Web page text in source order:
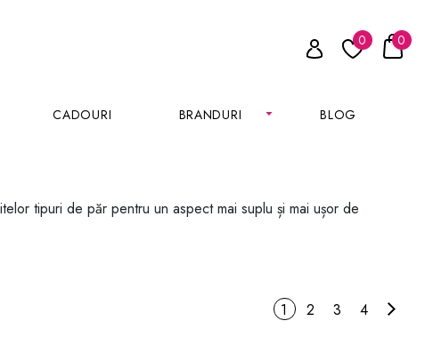
0 0
CADOURI BRANDURI BLOG
tipuri de păr pentru un aspect mai suplu și mai ușor de
1 2 3 4